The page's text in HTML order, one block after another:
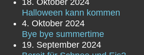
18. Oktober 2024
Halloween kann kommen
4. Oktober 2024
Bye bye summertime
19. September 2024